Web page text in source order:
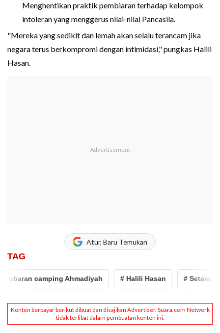
Menghentikan praktik pembiaran terhadap kelompok
intoleran yang menggerus nilai-nilai Pancasila.
"Mereka yang sedikit dan lemah akan selalu terancam jika
negara terus berkompromi dengan intimidasi," pungkas Halili
Hasan.
Atur, Baru Temukan
TAG
camping Ahmadiyah # Halili Hasan # Setara Institut